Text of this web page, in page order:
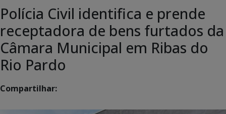
Polícia Civil identifica e prende
receptadora de bens furtados da
Câmara Municipal em Ribas do
Rio Pardo
Compartilhar: